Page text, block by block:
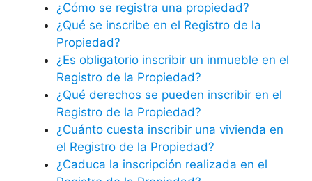
¿Cómo se registra una propiedad?
¿Qué se inscribe en el Registro de la
Propiedad?
¿Es obligatorio inscribir un inmueble en el
Registro de la Propiedad?
¿Qué derechos se pueden inscribir en el
Registro de la Propiedad?
¿Cuánto cuesta inscribir una vivienda en
el Registro de la Propiedad?
¿Caduca la inscripción realizada en el